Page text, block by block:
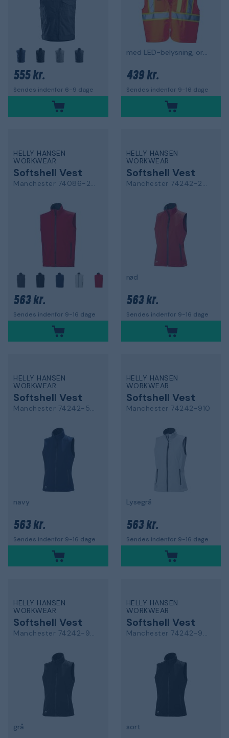
555 kr.
Sendes indenfor 6-9 dage
med LED-belysning, orange med høj synlighed
439 kr.
Sendes indenfor 9-16 dage
HELLY HANSEN
WORKWEAR
Softshell Vest
Manchester 74086-220
563 kr.
Sendes indenfor 9-16 dage
HELLY HANSEN
WORKWEAR
Softshell Vest
Manchester 74242-220
rød
563 kr.
Sendes indenfor 9-16 dage
HELLY HANSEN
WORKWEAR
Softshell Vest
Manchester 74242-590
navy
563 kr.
Sendes indenfor 9-16 dage
HELLY HANSEN
WORKWEAR
Softshell Vest
Manchester 74242-910
Lysegrå
563 kr.
Sendes indenfor 9-16 dage
HELLY HANSEN
WORKWEAR
Softshell Vest
Manchester 74242-950
grå
HELLY HANSEN
WORKWEAR
Softshell Vest
Manchester 74242-990
sort